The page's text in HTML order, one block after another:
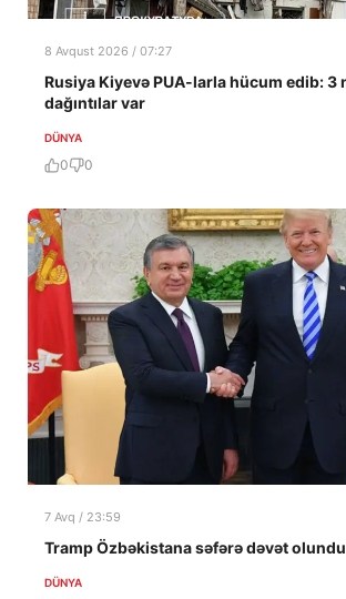
8 Avqust 2026 / 07:27
Rusiya Kiyevə PUA-larla hücum edib: 3
dağıntılar var
DÜNYA
0 0
7 Avq / 23:59
Tramp Özbəkistana səfərə dəvət olundu
DÜNYA